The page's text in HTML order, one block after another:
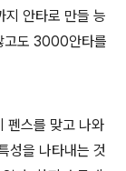
지 안타로 만들 능
고도 3000안타를
펜스를 맞고 나와
성을 나타내는 것